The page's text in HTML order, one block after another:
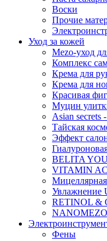
Воски
Прочие
Уход за кожей
Mezo-уход
Комплекс
Крема для
Крема для
Красивая
Муцин
Asian seсrets
Тайская
Эффект
BELITA
VITAMIN
Увлажнение
RETINOL &
Фены